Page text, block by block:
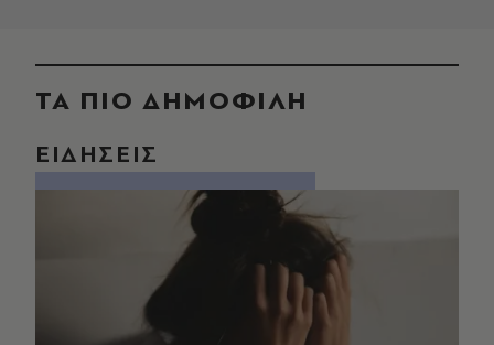
ΤΑ ΠΙΟ ΔΗΜΟΦΙΛΗ
ΕΙΔΗΣΕΙΣ